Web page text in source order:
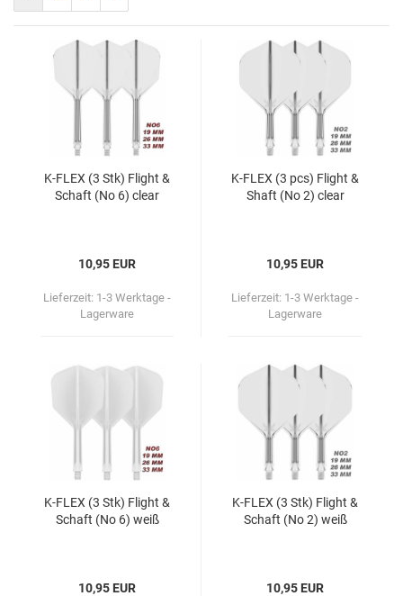
K-​FLEX (3 Stk) Flight &
Schaft (No 6) clear
10,95 EUR
Lieferzeit: 1-3 Werktage -
Lagerware
K-​FLEX (3 pcs) Flight &
Shaft (No 2) clear
10,95 EUR
Lieferzeit: 1-3 Werktage -
Lagerware
K-​FLEX (3 Stk) Flight &
Schaft (No 6) weiß
10,95 EUR
K-​FLEX (3 Stk) Flight &
Schaft (No 2) weiß
10,95 EUR